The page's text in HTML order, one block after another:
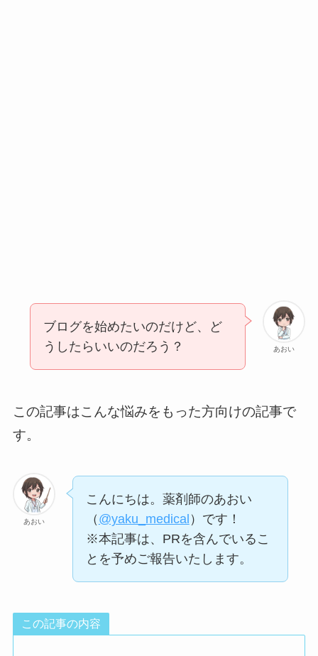
あおい
ブログを始めたいのだけど、ど
うしたらいいのだろう？
この記事はこんな悩みをもった方向けの記事で
す。
あおい
こんにちは。薬剤師のあおい
（ @yaku_medical ）です！
※本記事は、PRを含んでいるこ
とを予めご報告いたします。
この記事の内容